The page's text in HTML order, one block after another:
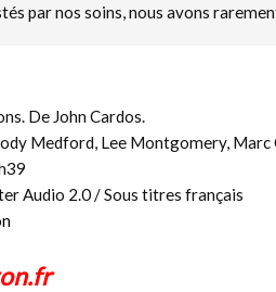
par nos soins, nous avons
De John Cardos.
Medford, Lee Montgomery, Marc
Audio 2.0 / Sous titres français